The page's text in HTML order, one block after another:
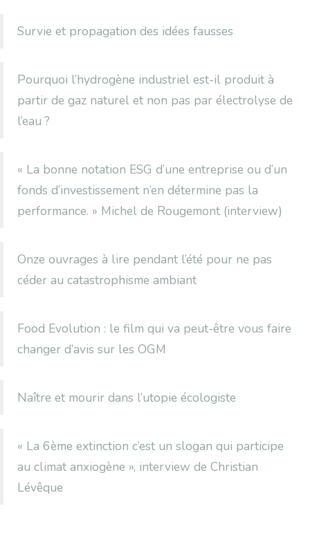
Survie et propagation des idées fausses
Pourquoi l’hydrogène industriel est-il produit à
partir de gaz naturel et non pas par électrolyse de
l’eau ?
« La bonne notation ESG d’une entreprise ou d’un
fonds d’investissement n’en détermine pas la
performance. » Michel de Rougemont (interview)
Onze ouvrages à lire pendant l’été pour ne pas
céder au catastrophisme ambiant
Food Evolution : le film qui va peut-être vous faire
changer d’avis sur les OGM
Naître et mourir dans l’utopie écologiste
« La 6ème extinction c’est un slogan qui participe
au climat anxiogène », interview de Christian
Lévêque